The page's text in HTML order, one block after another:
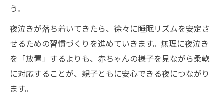
う。
夜泣きが落ち着いてきたら、徐々に睡眠リズムを安定さ
せるための習慣づくりを進めていきます。無理に夜泣き
を「放置」するよりも、赤ちゃんの様子を見ながら柔軟
に対応することが、親子ともに安心できる夜につながり
ます。